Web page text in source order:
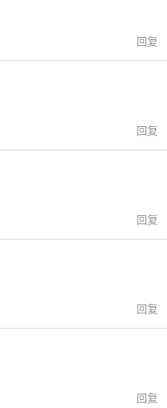
回复
回复
回复
回复
回复